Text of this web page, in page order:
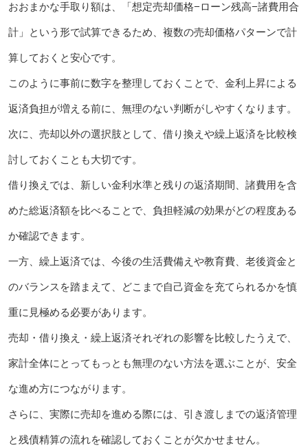
おおまかな手取り額は、「想定売却価格−ローン残高−諸費用合
計」という形で試算できるため、複数の売却価格パターンで計
算しておくと安心です。
このように事前に数字を整理しておくことで、金利上昇による
返済負担が増える前に、無理のない判断がしやすくなります。
次に、売却以外の選択肢として、借り換えや繰上返済を比較検
討しておくことも大切です。
借り換えでは、新しい金利水準と残りの返済期間、諸費用を含
めた総返済額を比べることで、負担軽減の効果がどの程度ある
か確認できます。
一方、繰上返済では、今後の生活費備えや教育費、老後資金と
のバランスを踏まえて、どこまで自己資金を充てられるかを慎
重に見極める必要があります。
売却・借り換え・繰上返済それぞれの影響を比較したうえで、
家計全体にとってもっとも無理のない方法を選ぶことが、安全
な進め方につながります。
さらに、実際に売却を進める際には、引き渡しまでの返済管理
と残債精算の流れを確認しておくことが欠かせません。